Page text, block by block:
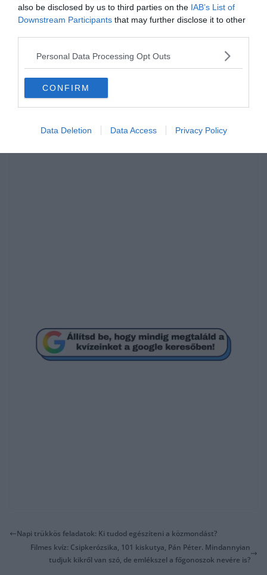
also be disclosed by us to third parties on the IAB’s List of
Downstream Participants that may further disclose it to other
Personal Data Processing Opt Outs
CONFIRM
Data Deletion Data Access Privacy Policy
További napi érdekességek.
Napi trükkös feladatok: Ki tudod egészíteni a közmondást?
Filmes kvíz: Csipkerózsika, 101 kiskutya, Pán Péter. Mindannyian
tudjuk kikről van szó, de emlékszel a főgonoszok nevére is?